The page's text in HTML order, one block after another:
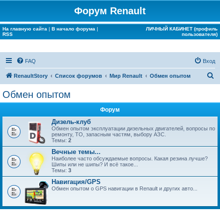
Форум Renault
На главную сайта | В начало форума |
RSS
ЛИЧНЫЙ КАБИНЕТ (профиль
пользователя)
FAQ Вход
RenaultStory Список форумов Мир Renault Обмен опытом
Обмен опытом
Форум
Дизель-клуб
Обмен опытом эксплуатации дизельных двигателей, вопросы по
ремонту, ТО, запасным частям, выбору АЗС.
Темы: 2
Вечные темы...
Наиболее часто обсуждаемые вопросы. Какая резина лучше?
Шипы или не шипы? И всё такое...
Темы: 3
Навигация/GPS
Обмен опытом о GPS навигации в Renault и других авто...